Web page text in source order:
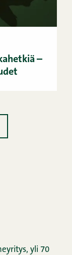
–
yli 70